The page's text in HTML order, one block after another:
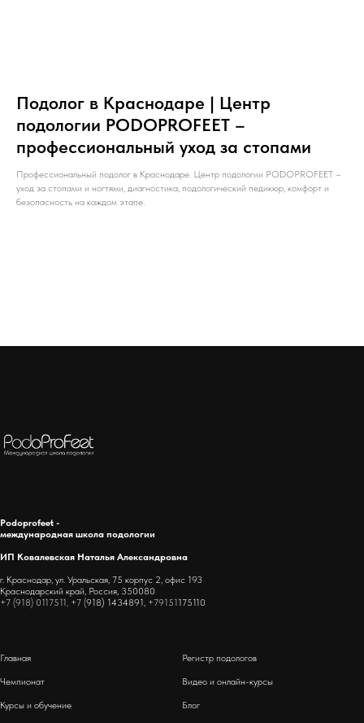
Подолог в Краснодаре | Центр
подологии PODOPROFEET –
профессиональный уход за стопами
Профессиональный подолог в Краснодаре. Центр подологии PODOPROFEET –
уход за стопами и ногтями, диагностика, подологический педикюр, комфорт и
безопасность на каждом этапе.
Podoprofeet -
международная школа подологии
ИП Ковалевская Наталья Александровна
г. Краснодар, ул. Уральская, 75 корпус 2, офис 193
Краснодарский край, Россия, 350080
+7 (918) 0117511, +7 (918) 1434891, +79151175110
Главная
Чемпионат
Курсы и обучение
Регистр подологов
Видео и онлайн-курсы
Блог